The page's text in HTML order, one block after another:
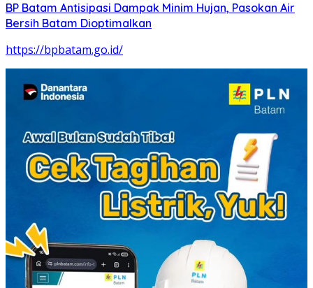
BP Batam Antisipasi Dampak Minim Hujan, Pasokan Air
Bersih Batam Dioptimalkan
https://bpbatam.go.id/